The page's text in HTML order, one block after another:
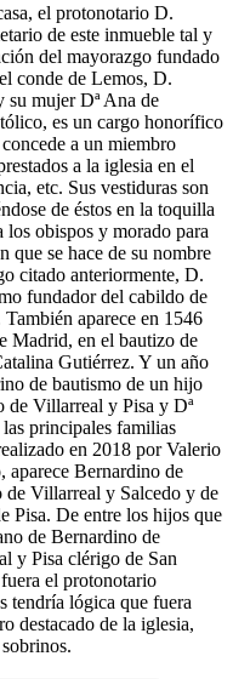
el protonotario D.
de este inmueble tal y
del mayorazgo fundado
conde de Lemos, D.
mujer Dª Ana de
es un cargo honorífico
a un miembro
a la iglesia en el
etc. Sus vestiduras son
de éstos en la toquilla
los obispos y morado para
que se hace de su nombre
citado anteriormente, D.
fundador del cabildo de
aparece en 1546
Madrid, en el bautizo de
Gutiérrez. Y un año
de bautismo de un hijo
de Villarreal y Pisa y Dª
principales familias
en 2018 por Valerio
aparece Bernardino de
Villarreal y Salcedo y de
Pisa. De entre los hijos que
de Bernardino de
y Pisa clérigo de San
el protonotario
tendría lógica que fuera
destacado de la iglesia,